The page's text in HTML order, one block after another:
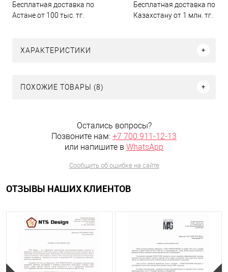
Бесплатная доставка по
Астане от 100 тыс. тг.
Бесплатная доставка по
Казахстану от 1 млн. тг.
ХАРАКТЕРИСТИКИ
ПОХОЖИЕ ТОВАРЫ (8)
Остались вопросы?
Позвоните нам: +7 700 911-12-13
или напишите в WhatsApp
Сообщить об ошибке на сайте
ОТЗЫВЫ НАШИХ КЛИЕНТОВ